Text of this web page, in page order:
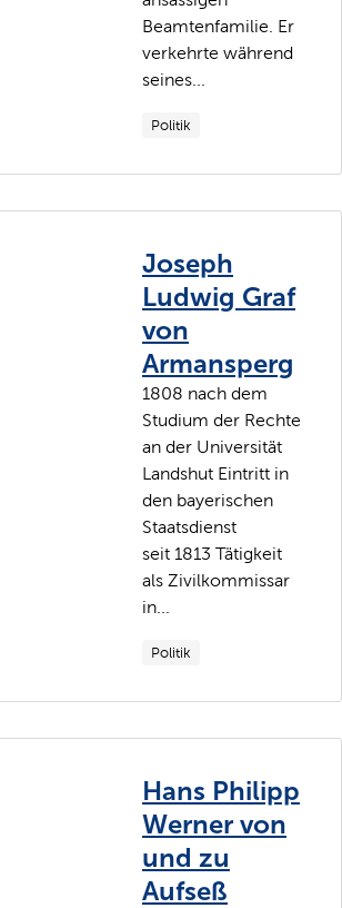
Beamtenfamilie. Er
verkehrte während
seines...
Politik
Joseph
Ludwig Graf
von
Armansperg
1808 nach dem
Studium der Rechte
an der Universität
Landshut Eintritt in
den bayerischen
Staatsdienst
seit 1813 Tätigkeit
als Zivilkommissar
in...
Politik
Hans Philipp
Werner von
und zu
Aufseß